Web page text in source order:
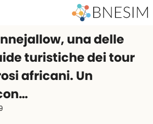
una delle
turistiche dei tour
africani. Un